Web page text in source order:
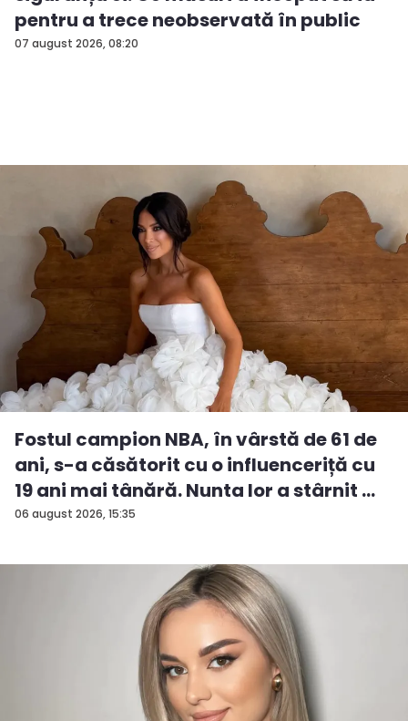
07 august 2026, 08:20
pentru a trece neobservată în public
06 august 2026, 15:35
Fostul campion NBA, în vârstă de 61 de
ani, s-a căsătorit cu o influenceriță cu
19 ani mai tânără. Nunta lor a stârnit ...